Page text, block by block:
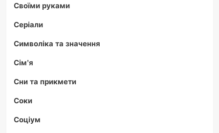
Своїми руками
Серіали
Символіка та значення
Сім'я
Сни та прикмети
Соки
Соціум